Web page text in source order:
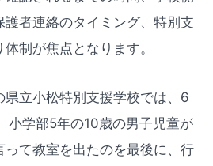
者連絡のタイミング、特別支
制が焦点となります。
立小松特別支援学校では、6
小学部5年の10歳の男子児童が
って教室を出たのを最後に、行